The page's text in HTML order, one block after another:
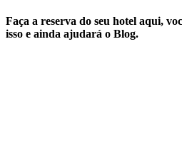
Faça a reserva do seu hotel aqui,
isso e ainda ajudará o Blog.